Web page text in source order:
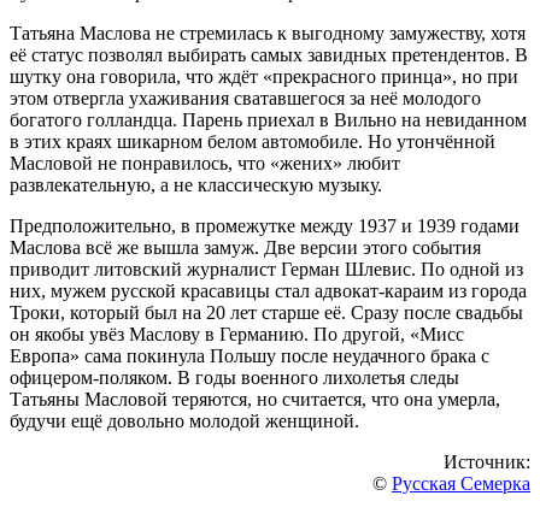
Татьяна Маслова не стремилась к выгодному замужеству, хотя
её статус позволял выбирать самых завидных претендентов. В
шутку она говорила, что ждёт «прекрасного принца», но при
этом отвергла ухаживания сватавшегося за неё молодого
богатого голландца. Парень приехал в Вильно на невиданном
в этих краях шикарном белом автомобиле. Но утончённой
Масловой не понравилось, что «жених» любит
развлекательную, а не классическую музыку.
Предположительно, в промежутке между 1937 и 1939 годами
Маслова всё же вышла замуж. Две версии этого события
приводит литовский журналист Герман Шлевис. По одной из
них, мужем русской красавицы стал адвокат-караим из города
Троки, который был на 20 лет старше её. Сразу после свадьбы
он якобы увёз Маслову в Германию. По другой, «Мисс
Европа» сама покинула Польшу после неудачного брака с
офицером-поляком. В годы военного лихолетья следы
Татьяны Масловой теряются, но считается, что она умерла,
будучи ещё довольно молодой женщиной.
Источник:
© Русская Семерка